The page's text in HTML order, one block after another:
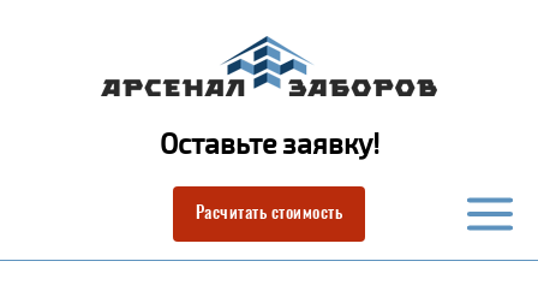
Оставьте заявку!
Расчитать стоимость